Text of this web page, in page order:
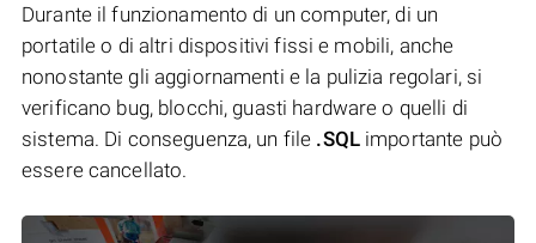
Durante il funzionamento di un computer, di un
portatile o di altri dispositivi fissi e mobili, anche
nonostante gli aggiornamenti e la pulizia regolari, si
verificano bug, blocchi, guasti hardware o quelli di
sistema. Di conseguenza, un file .SQLimportante può
essere cancellato.